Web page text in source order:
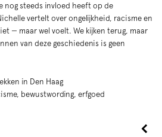
nog steeds invloed heeft op de
vertelt over ongelijkheid, racisme en
— maar wel voelt. We kijken terug, maar
van deze geschiedenis is geen
in Den Haag
bewustwording, erfgoed